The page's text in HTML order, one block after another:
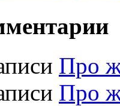
Про
Про